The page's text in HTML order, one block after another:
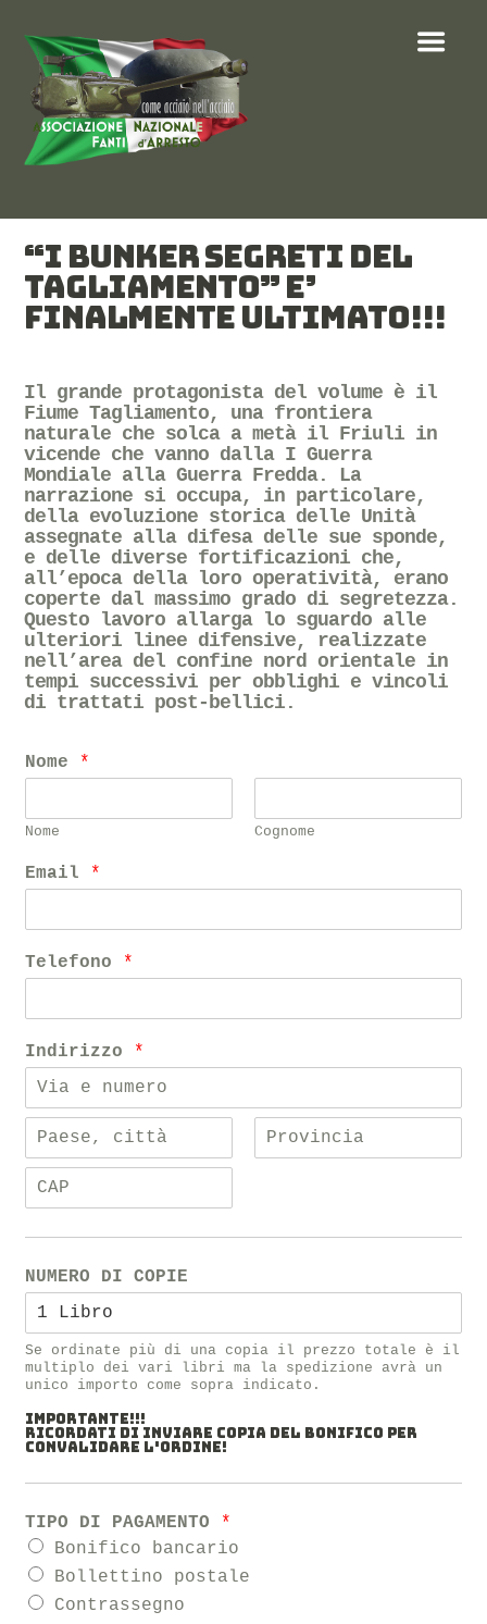
“I BUNKER SEGRETI DEL
TAGLIAMENTO” E’
FINALMENTE ULTIMATO!!!
Il grande protagonista del volume è il
Fiume Tagliamento, una frontiera
naturale che solca a metà il Friuli in
vicende che vanno dalla I Guerra
Mondiale alla Guerra Fredda. La
narrazione si occupa, in particolare,
della evoluzione storica delle Unità
assegnate alla difesa delle sue sponde,
e delle diverse fortificazioni che,
all’epoca della loro operatività, erano
coperte dal massimo grado di segretezza.
Questo lavoro allarga lo sguardo alle
ulteriori linee difensive, realizzate
nell’area del confine nord orientale in
tempi successivi per obblighi e vincoli
di trattati post-bellici.
Nome *
Nome Cognome
Email *
Telefono *
Indirizzo *
NUMERO DI COPIE
Se ordinate più di una copia il prezzo totale è il
multiplo dei vari libri ma la spedizione avrà un
unico importo come sopra indicato.
IMPORTANTE!!!
RICORDATI DI INVIARE COPIA DEL BONIFICO PER
CONVALIDARE L'ORDINE!
TIPO DI PAGAMENTO *
Bonifico bancario
Bollettino postale
Contrassegno